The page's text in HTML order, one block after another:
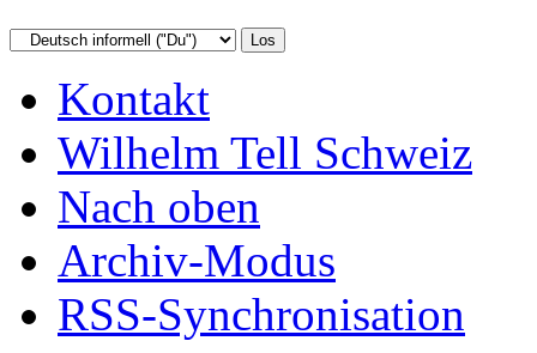
Kontakt
Wilhelm Tell Schweiz
Nach oben
Archiv-Modus
RSS-Synchronisation